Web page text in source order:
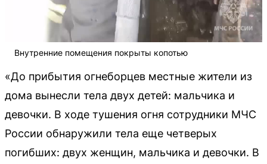
Внутренние помещения покрыты копотью
«До прибытия огнеборцев местные жители из
дома вынесли тела двух детей: мальчика и
девочки. В ходе тушения огня сотрудники МЧС
России обнаружили тела еще четверых
погибших: двух женщин, мальчика и девочки. В